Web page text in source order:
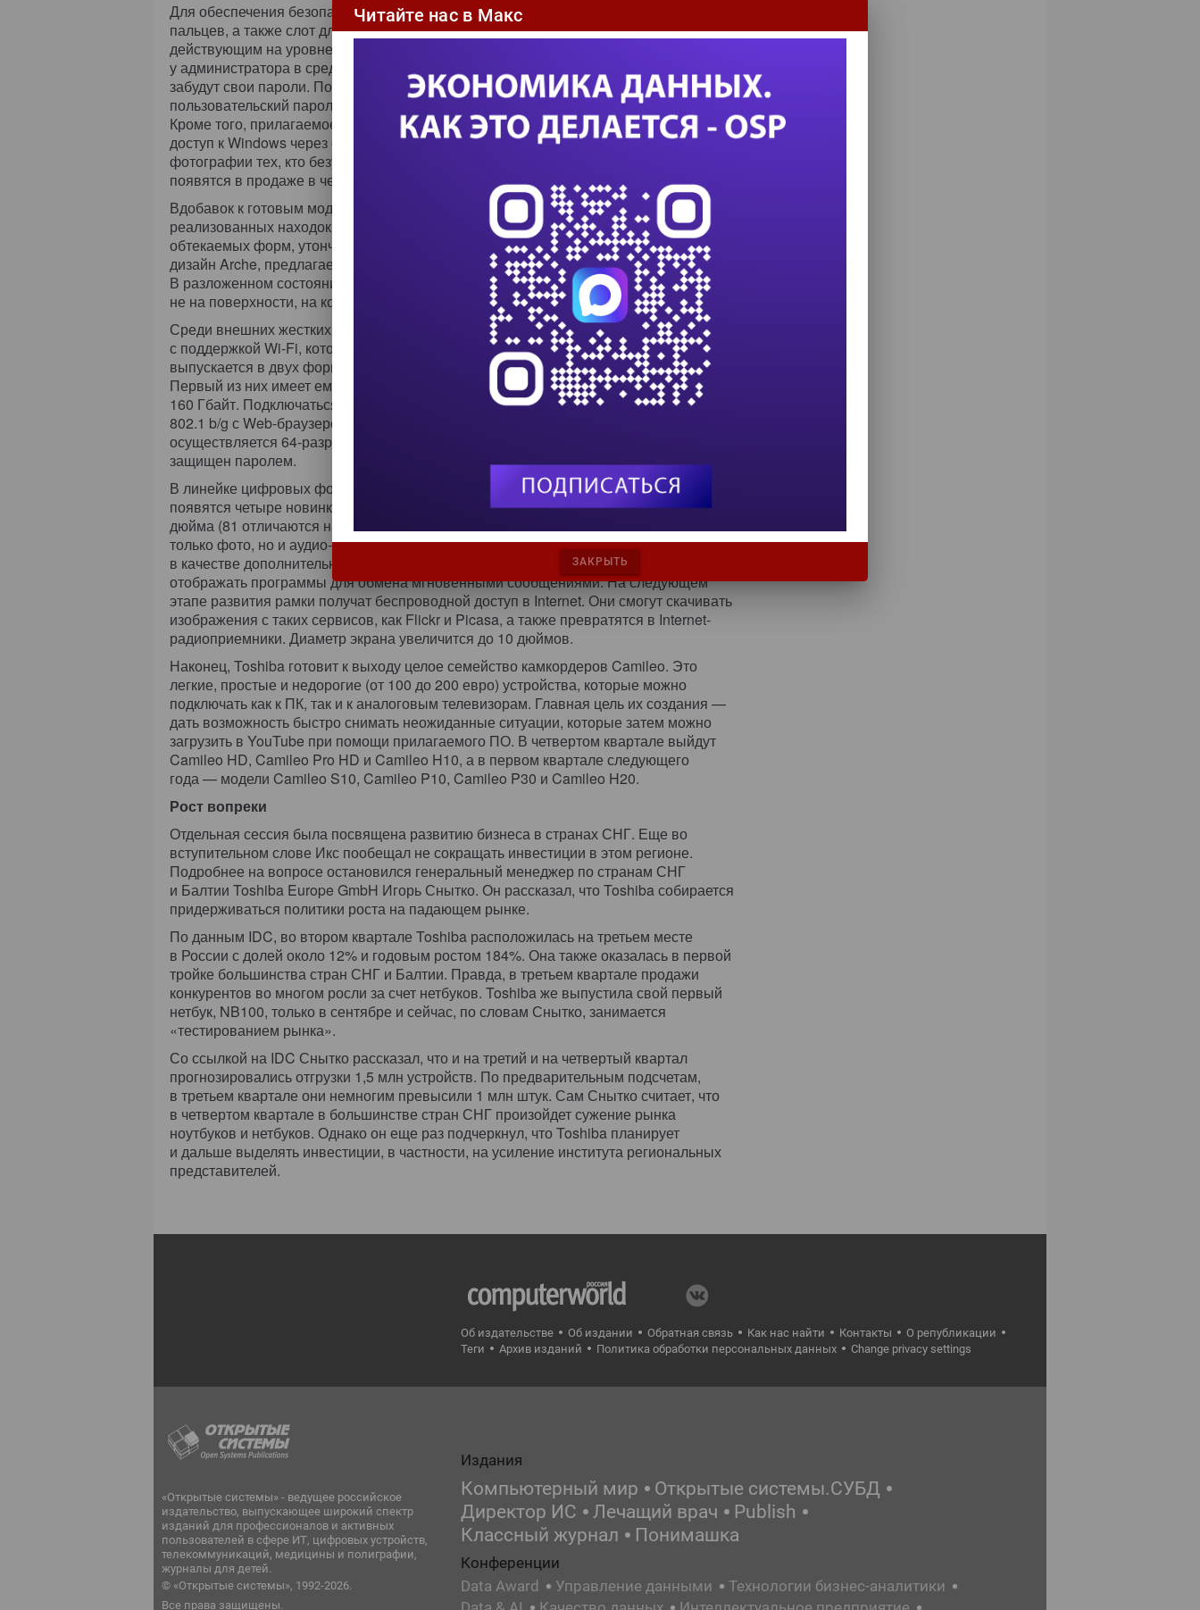
Для обеспечения безопасности в ноутбуках имеется считыватель отпечатков
пальцев, а также слот для специальных SD-карт с зашифрованным паролем,
действующим на уровне BIOS. Такие карты в Toshiba предлагают хранить
у администратора в средних и малых компаниях на случай, если пользователи
забудут свои пароли. Политики безопасности можно настроить так, что
пользовательский пароль исчезнет, если будет несколько раз введен неправильно.
Кроме того, прилагаемое ПО Toshiba Face Recognition позволяет организовать
доступ к Windows через опознавание пользователя Web-камерой и сохранять
фотографии тех, кто безуспешно пытался войти в систему. Все три ноутбука
появятся в продаже в четвертом квартале.
Вдобавок к готовым моделям, демонстрировались слайды с изображением еще не
реализованных находок дизайнеров Toshiba. В целом движение идет в сторону
обтекаемых форм, утончения корпусов и игры со светом. Особенно необычен
дизайн Arche, предлагаемый для ноутбуков с улучшенной эргономикой.
В разложенном состоянии они имеют изогнутую клавиатуру, которая располагается
не на поверхности, на которой стоит компьютер, а под углом к ней.
Среди внешних жестких дисков главным анонсом стал выход Store Air
с поддержкой Wi-Fi, который появится в продаже в начале следующего года. Диск
выпускается в двух форм-факторах: 1,8 дюйма с батареей и 2,5 дюйма без нее.
Первый из них имеет емкости от 160 Гбайт до 500 Гбайт, второй — 120 Гбайт или
160 Гбайт. Подключаться к Store Air можно с любого устройства с интерфейсом
802.1 b/g с Web-браузером, поддерживающим Javascript. Шифрование
осуществляется 64-разрядным и 128-разрядным ключами. Доступ к данным
защищен паролем.
В линейке цифровых фоторамок Gourne в первом квартале следующего года
появятся четыре новинки: Q80/81 с дисплеем 8 дюймов и L80/81 с дисплеем 8,4
дюйма (81 отличаются наличием батареи). Рамки серии L могут транслировать не
только фото, но и аудио- и видеофайлы. Их можно подключать к ПК и использовать
в качестве дополнительного монитора, на котором в Toshiba советуют, к примеру,
отображать программы для обмена мгновенными сообщениями. На следующем
этапе развития рамки получат беспроводной доступ в Internet. Они смогут скачивать
изображения с таких сервисов, как Flickr и Picasa, а также превратятся в Internet-
радиоприемники. Диаметр экрана увеличится до 10 дюймов.
Наконец, Toshiba готовит к выходу целое семейство камкордеров Camileo. Это
легкие, простые и недорогие (от 100 до 200 евро) устройства, которые можно
подключать как к ПК, так и к аналоговым телевизорам. Главная цель их создания —
дать возможность быстро снимать неожиданные ситуации, которые затем можно
загрузить в YouTube при помощи прилагаемого ПО. В четвертом квартале выйдут
Camileo HD, Camileo Pro HD и Camileo H10, а в первом квартале следующего
года — модели Camileo S10, Camileo P10, Camileo P30 и Camileo H20.
Рост вопреки
Отдельная сессия была посвящена развитию бизнеса в странах СНГ. Еще во
вступительном слове Икс пообещал не сокращать инвестиции в этом регионе.
Подробнее на вопросе остановился генеральный менеджер по странам СНГ
и Балтии Toshiba Europe GmbH Игорь Снытко. Он рассказал, что Toshiba собирается
придерживаться политики роста на падающем рынке.
По данным IDC, во втором квартале Toshiba расположилась на третьем месте
в России с долей около 12% и годовым ростом 184%. Она также оказалась в первой
тройке большинства стран СНГ и Балтии. Правда, в третьем квартале продажи
конкурентов во многом росли за счет нетбуков. Toshiba же выпустила свой первый
нетбук, NB100, только в сентябре и сейчас, по словам Снытко, занимается
«тестированием рынка».
Со ссылкой на IDC Снытко рассказал, что и на третий и на четвертый квартал
прогнозировались отгрузки 1,5 млн устройств. По предварительным подсчетам,
в третьем квартале они немногим превысили 1 млн штук. Сам Снытко считает, что
в четвертом квартале в большинстве стран СНГ произойдет сужение рынка
ноутбуков и нетбуков. Однако он еще раз подчеркнул, что Toshiba планирует
и дальше выделять инвестиции, в частности, на усиление института региональных
представителей.
Об издательстве Об издании Обратная связь Как нас найти Контакты
О републикации
Теги
Архив изданий Политика обработки персональных данных Change privacy settings
«Открытые системы» - ведущее российское
издательство, выпускающее широкий спектр
изданий для профессионалов и активных
пользователей в сфере ИТ, цифровых устройств,
телекоммуникаций, медицины и полиграфии,
журналы для детей.
© «Открытые системы», 1992-2026.
Все права защищены.
Издания
Компьютерный мир
Открытые системы.СУБД
Директор ИС
Лечащий врач
Publish
Классный журнал
Понимашка
Конференции
Data Award
Управление данными
Технологии бизнес-аналитики
Читайте нас в Макс
ЗАКРЫТЬ